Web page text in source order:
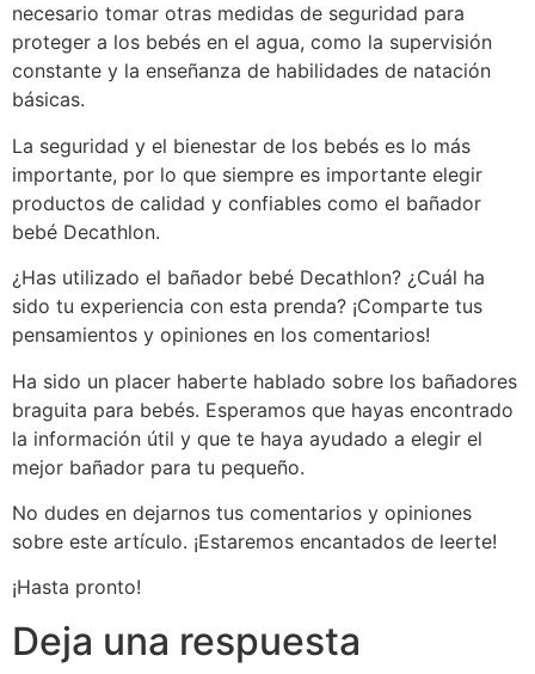
necesario tomar otras medidas de seguridad para
proteger a los bebés en el agua, como la supervisión
constante y la enseñanza de habilidades de natación
básicas.
La seguridad y el bienestar de los bebés es lo más
importante, por lo que siempre es importante elegir
productos de calidad y confiables como el bañador
bebé Decathlon.
¿Has utilizado el bañador bebé Decathlon? ¿Cuál ha
sido tu experiencia con esta prenda? ¡Comparte tus
pensamientos y opiniones en los comentarios!
Ha sido un placer haberte hablado sobre los bañadores
braguita para bebés. Esperamos que hayas encontrado
la información útil y que te haya ayudado a elegir el
mejor bañador para tu pequeño.
No dudes en dejarnos tus comentarios y opiniones
sobre este artículo. ¡Estaremos encantados de leerte!
¡Hasta pronto!
Deja una respuesta